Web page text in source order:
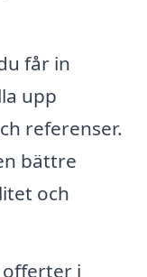
får in
upp
referenser.
bättre
och
i